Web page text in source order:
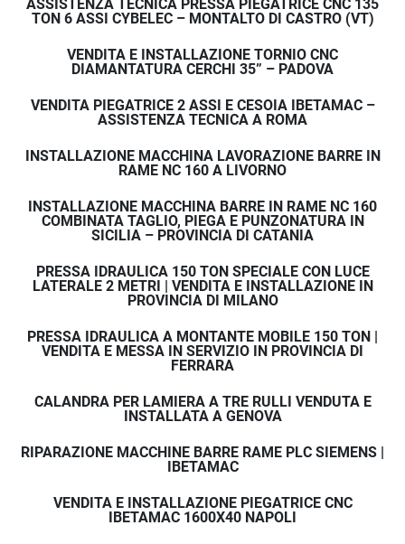
gamma di materiali, puoi utilizzarli per creare
tuoi clienti.
ASSISTENZA TECNICA PRESSA PIEGATRICE CNC 135
TON 6 ASSI CYBELEC – MONTALTO DI CASTRO (VT)
VENDITA E INSTALLAZIONE TORNIO CNC
DIAMANTATURA CERCHI 35” – PADOVA
VENDITA PIEGATRICE 2 ASSI E CESOIA IBETAMAC –
ASSISTENZA TECNICA A ROMA
INSTALLAZIONE MACCHINA LAVORAZIONE BARRE IN
RAME NC 160 A LIVORNO
INSTALLAZIONE MACCHINA BARRE IN RAME NC 160
COMBINATA TAGLIO, PIEGA E PUNZONATURA IN
SICILIA – PROVINCIA DI CATANIA
PRESSA IDRAULICA 150 TON SPECIALE CON LUCE
LATERALE 2 METRI | VENDITA E INSTALLAZIONE IN
PROVINCIA DI MILANO
PRESSA IDRAULICA A MONTANTE MOBILE 150 TON |
VENDITA E MESSA IN SERVIZIO IN PROVINCIA DI
FERRARA
CALANDRA PER LAMIERA A TRE RULLI VENDUTA E
INSTALLATA A GENOVA
RIPARAZIONE MACCHINE BARRE RAME PLC SIEMENS |
IBETAMAC
VENDITA E INSTALLAZIONE PIEGATRICE CNC
IBETAMAC 1600X40 NAPOLI